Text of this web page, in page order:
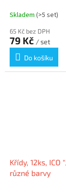
Skladem (>5 set)
65 Kč bez DPH
79 Kč / set
Do košíku
Křídy, 12ks, ICO
různé barvy